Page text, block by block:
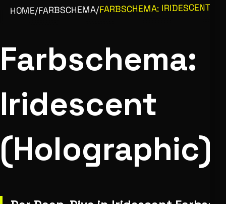
HOME/FARBSCHEMA/FARBSCHEMA: IRIDESCENT
Farbschema:
Iridescent
(Holographic)